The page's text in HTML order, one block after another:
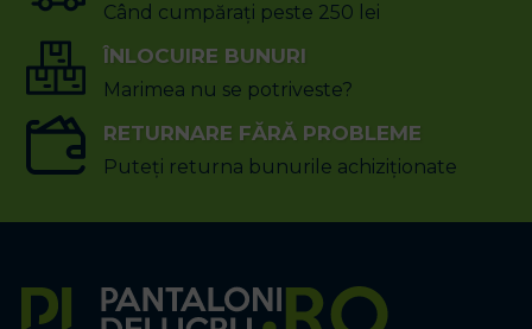
Când cumpărați peste 250 lei
ÎNLOCUIRE BUNURI
Marimea nu se potriveste?
RETURNARE FĂRĂ PROBLEME
Puteți returna bunurile achiziționate